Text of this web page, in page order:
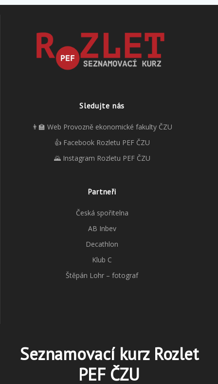
Sledujte nás
👨‍🏫 Web Provozně ekonomické fakulty ČZU
👍 Facebook Rozletu PEF ČZU
🌄 Instagram Rozletu PEF ČZU
Partneři
Česká spořitelna
AB Inbev
Decathlon
Klub C
Štěpán Lohr – fotograf
Seznamovací kurz Rozlet
PEF ČZU